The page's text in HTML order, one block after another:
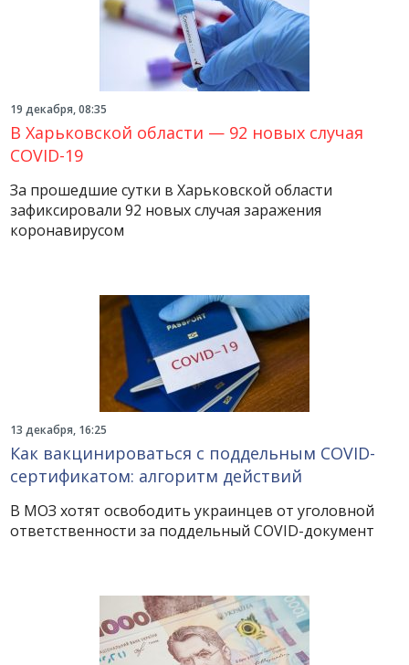
19 декабря, 08:35
В Харьковской области — 92 новых случая
COVID-19
За прошедшие сутки в Харьковской области
зафиксировали 92 новых случая заражения
коронавирусом
13 декабря, 16:25
Как вакцинироваться с поддельным COVID-
сертификатом: алгоритм действий
В МОЗ хотят освободить украинцев от уголовной
ответственности за поддельный COVID-документ